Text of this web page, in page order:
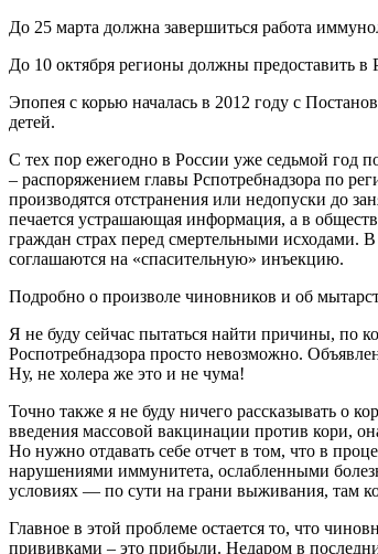
До 25 марта должна завершиться работа
До 10 октября регионы должны предоставить
Эпопея с корью началась в 2012 году с
детей.
С тех пор ежегодно в России уже седьмой год
– распоряжением главы Рспотребнадзора по
производятся отстранения или недопуски до
печается устрашающая информация, а в
граждан страх перед смертельными исходами.
соглашаются на «спасительную» инъекцию.
Подробно о произволе чиновников и об
Я не буду сейчас пытаться найти причины, по
Роспотребнадзора просто невозможно.
Ну, не холера же это и не чума!
Точно также я не буду ничего рассказывать о
введения массовой вакцинации против кори,
Но нужно отдавать себе отчет в том, что в
нарушениями иммунитета, ослабленными
условиях — по сути на грани выживания, там
Главное в этой проблеме остается то, что
прививками – это прибыли. Недаром в